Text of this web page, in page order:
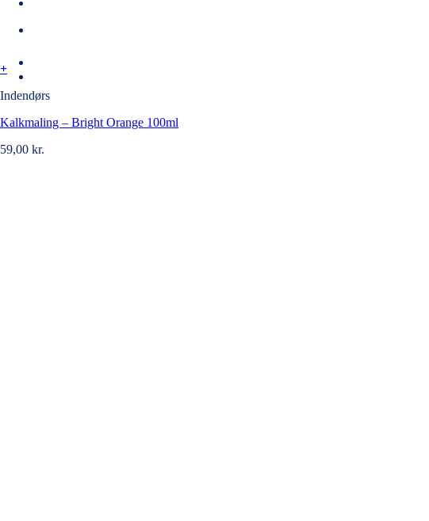
+
Indendørs
Kalkmaling – Bright Orange 100ml
59,00 kr.